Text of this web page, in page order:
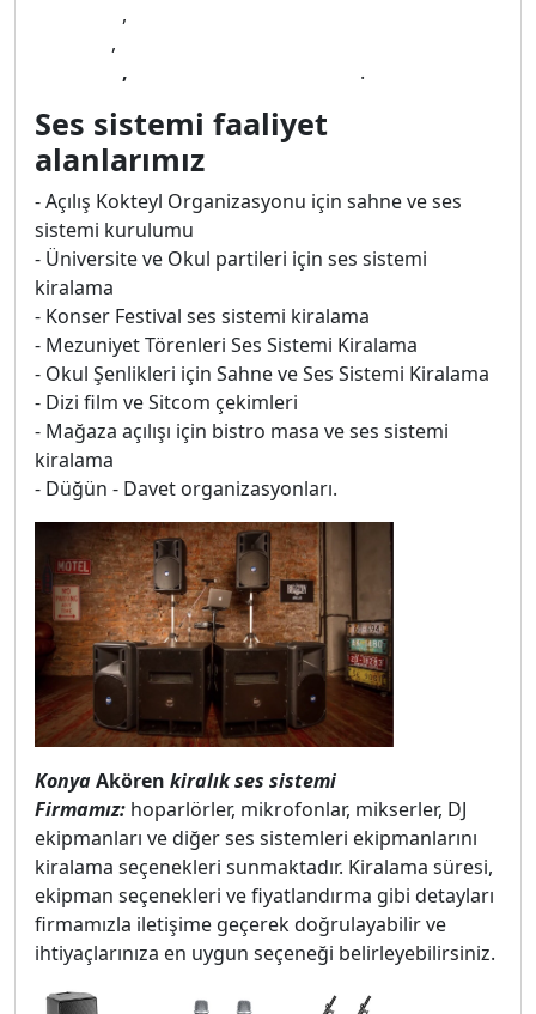
,
,
, .
Ses sistemi faaliyet
alanlarımız
- Açılış Kokteyl Organizasyonu için sahne ve ses
sistemi kurulumu
- Üniversite ve Okul partileri için ses sistemi
kiralama
- Konser Festival ses sistemi kiralama
- Mezuniyet Törenleri Ses Sistemi Kiralama
- Okul Şenlikleri için Sahne ve Ses Sistemi Kiralama
- Dizi film ve Sitcom çekimleri
- Mağaza açılışı için bistro masa ve ses sistemi
kiralama
- Düğün - Davet organizasyonları.
KonyaAkören kiralık ses sistemi
Firmamız: hoparlörler, mikrofonlar, mikserler, DJ
ekipmanları ve diğer ses sistemleri ekipmanlarını
kiralama seçenekleri sunmaktadır. Kiralama süresi,
ekipman seçenekleri ve fiyatlandırma gibi detayları
firmamızla iletişime geçerek doğrulayabilir ve
ihtiyaçlarınıza en uygun seçeneği belirleyebilirsiniz.